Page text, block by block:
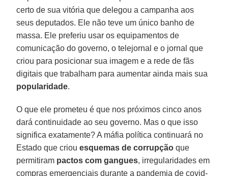
certo de sua vitória que delegou a campanha aos
seus deputados. Ele não teve um único banho de
massa. Ele preferiu usar os equipamentos de
comunicação do governo, o telejornal e o jornal que
criou para posicionar sua imagem e a rede de fãs
digitais que trabalham para aumentar ainda mais sua
popularidade.
O que ele prometeu é que nos próximos cinco anos
dará continuidade ao seu governo. Mas o que isso
significa exatamente? A máfia política continuará no
Estado que criouesquemas de corrupção que
permitiram pactos com gangues, irregularidades em
compras emergenciais durante a pandemia de covid-